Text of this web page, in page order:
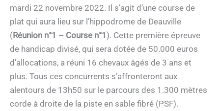
mardi 22 novembre 2022. Il s’agit d’une course de
plat qui aura lieu sur l’hippodrome de Deauville
(Réunion n°1 – Course n°1). Cette première épreuve
de handicap divisé, qui sera dotée de 50.000 euros
d’allocations, a réuni 16 chevaux âgés de 3 ans et
plus. Tous ces concurrents s’affronteront aux
alentours de 13h50 sur le parcours des 1.300 mètres
corde à droite de la piste en sable fibré (PSF).